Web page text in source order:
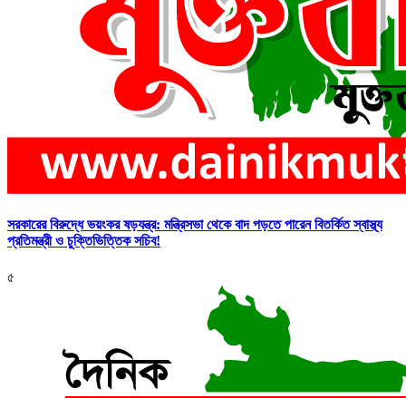
সরকারের বিরুদ্ধে ভয়ংকর ষড়যন্ত্র: মন্ত্রিসভা থেকে বাদ পড়তে পারেন বিতর্কিত স্বাস্থ্য
প্রতিমন্ত্রী ও চুক্তিভিত্তিক সচিব!
৫